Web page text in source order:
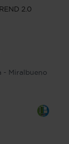
2.0
- Miralbueno